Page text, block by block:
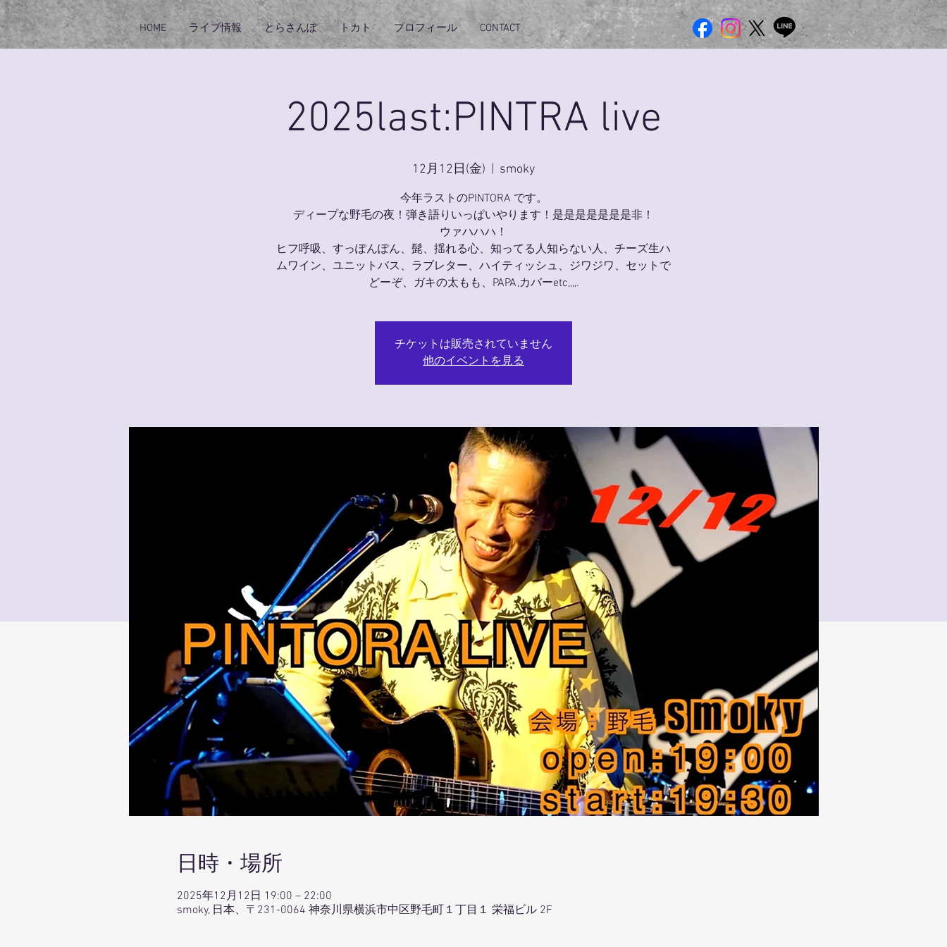
HOME ライブ情報 とらさんぽ トカト プロフィール CONTACT
2025last:PINTRA live
12月12日(金) smoky
今年ラストのPINTORA です。
ディープな野毛の夜！弾き語りいっぱいやります！是是是是是是是非！
ウァハハハ！
ヒフ呼吸、すっぽんぽん、髭、揺れる心、知ってる人知らない人、チーズ生ハ
ムワイン、ユニットバス、ラブレター、ハイティッシュ、ジワジワ、セットで
どーぞ、ガキの太もも、PAPA,カバーetc,,,,.
チケットは販売されていません
他のイベントを見る
日時・場所
2025年12月12日 19:00 – 22:00
smoky, 日本、〒231-0064 神奈川県横浜市中区野毛町１丁目１ 栄福ビル 2F